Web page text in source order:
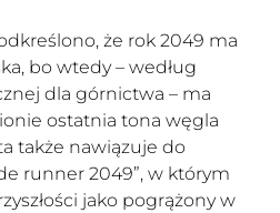
że rok 2049 ma
bo wtedy – według
dla górnictwa – ma
ostatnia tona węgla
także nawiązuje do
runner 2049”, w którym
jako pogrążony w